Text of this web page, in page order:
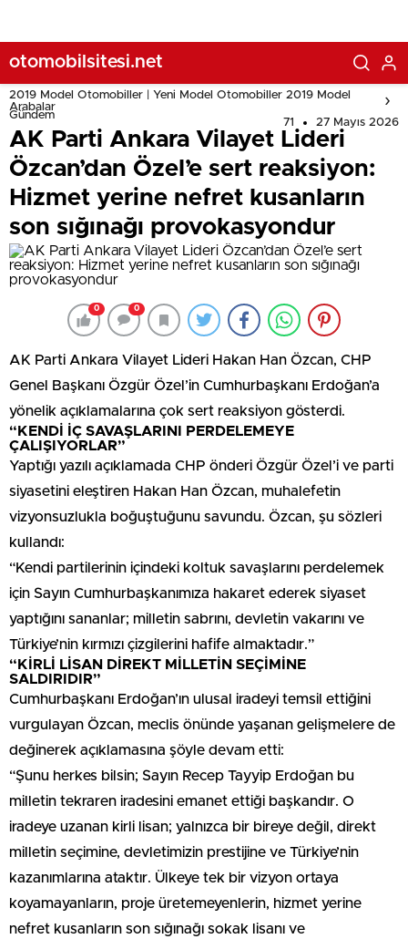
otomobilsitesi.net
2019 Model Otomobiller | Yeni Model Otomobiller 2019 Model
Arabalar
Gündem
71 27 Mayıs 2026
AK Parti Ankara Vilayet Lideri
Özcan’dan Özel’e sert reaksiyon:
Hizmet yerine nefret kusanların
son sığınağı provokasyondur
0 0
AK Parti Ankara Vilayet Lideri Hakan Han Özcan, CHP
Genel Başkanı Özgür Özel’in Cumhurbaşkanı Erdoğan’a
yönelik açıklamalarına çok sert reaksiyon gösterdi.
“KENDİ İÇ SAVAŞLARINI PERDELEMEYE
ÇALIŞIYORLAR”
Yaptığı yazılı açıklamada CHP önderi Özgür Özel’i ve parti
siyasetini eleştiren Hakan Han Özcan, muhalefetin
vizyonsuzlukla boğuştuğunu savundu. Özcan, şu sözleri
kullandı:
“Kendi partilerinin içindeki koltuk savaşlarını perdelemek
için Sayın Cumhurbaşkanımıza hakaret ederek siyaset
yaptığını sananlar; milletin sabrını, devletin vakarını ve
Türkiye’nin kırmızı çizgilerini hafife almaktadır.”
“KİRLİ LİSAN DİREKT MİLLETİN SEÇİMİNE
SALDIRIDIR”
Cumhurbaşkanı Erdoğan’ın ulusal iradeyi temsil ettiğini
vurgulayan Özcan, meclis önünde yaşanan gelişmelere de
değinerek açıklamasına şöyle devam etti:
“Şunu herkes bilsin; Sayın Recep Tayyip Erdoğan bu
milletin tekraren iradesini emanet ettiği başkandır. O
iradeye uzanan kirli lisan; yalnızca bir bireye değil, direkt
milletin seçimine, devletimizin prestijine ve Türkiye’nin
kazanımlarına ataktır. Ülkeye tek bir vizyon ortaya
koyamayanların, proje üretemeyenlerin, hizmet yerine
nefret kusanların son sığınağı sokak lisanı ve